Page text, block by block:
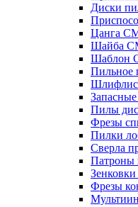
Диски
Цанга
Шайба
Шаблон
Пильное
Пилы
Фрезы
Пилки
Сверла
Патроны
Фрезы